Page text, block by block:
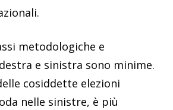
metodologiche e
e sinistra sono minime.
cosiddette elezioni
nelle sinistre, è più